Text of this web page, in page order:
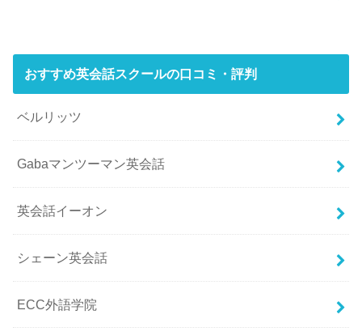
おすすめ英会話スクールの口コミ・評判
ベルリッツ
Gabaマンツーマン英会話
英会話イーオン
シェーン英会話
ECC外語学院